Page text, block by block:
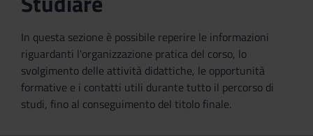
In questa sezione è possibile reperire le informazioni
riguardanti l'organizzazione pratica del corso, lo
svolgimento delle attività didattiche, le opportunità
formative e i contatti utili durante tutto il percorso di
studi, fino al conseguimento del titolo finale.